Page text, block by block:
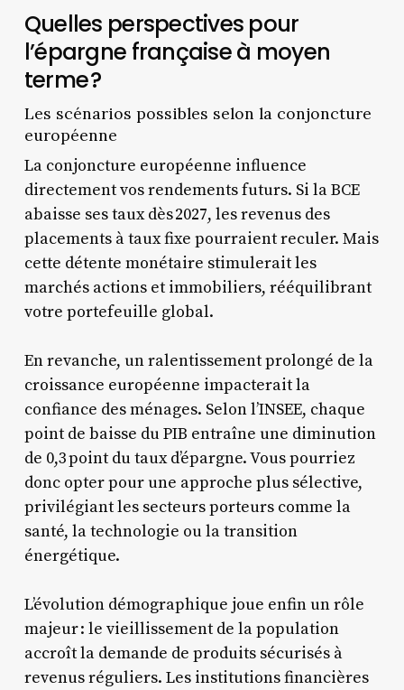
Quelles perspectives pour
l’épargne française à moyen
terme ?
Les scénarios possibles selon la conjoncture
européenne
La conjoncture européenne influence
directement vos rendements futurs. Si la BCE
abaisse ses taux dès 2027, les revenus des
placements à taux fixe pourraient reculer. Mais
cette détente monétaire stimulerait les
marchés actions et immobiliers, rééquilibrant
votre portefeuille global.
En revanche, un ralentissement prolongé de la
croissance européenne impacterait la
confiance des ménages. Selon l’INSEE, chaque
point de baisse du PIB entraîne une diminution
de 0,3 point du taux d’épargne. Vous pourriez
donc opter pour une approche plus sélective,
privilégiant les secteurs porteurs comme la
santé, la technologie ou la transition
énergétique.
L’évolution démographique joue enfin un rôle
majeur : le vieillissement de la population
accroît la demande de produits sécurisés à
revenus réguliers. Les institutions financières